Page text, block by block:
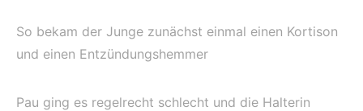
So bekam der Junge zunächst einmal einen Kortison
und einen Entzündungshemmer
Pau ging es regelrecht schlecht und die Halterin